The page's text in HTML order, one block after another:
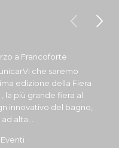
a Francoforte
che saremo
edizione della Fiera
la più grande fiera al
innovativo del bagno,
alta...
Eventi